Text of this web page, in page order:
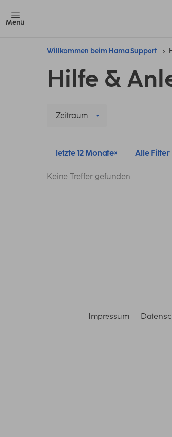
Menü
Willkommen beim Hama Support
Hilfe &
Zeitraum
letzte 12 Monate Alle Filter
Keine Treffer gefunden
Impressum